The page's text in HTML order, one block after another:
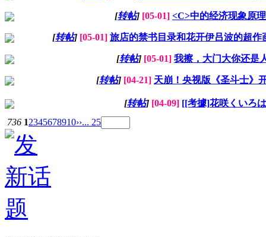
[转帖] [05-01] <C>中的经济现象原
[转帖] [05-01] 旅店的禁书目录和花开伊吕波的超作
[转帖] [05-01] 我擦，大门大你还是
[转帖] [04-21] 天崩！央视版《圣斗士》
[转帖] [04-09] [[考據]花咲くいろ
736 12345678910››... 25